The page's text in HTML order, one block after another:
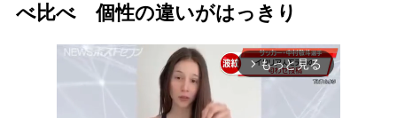
べ比べ 個性の違いがはっきり
arrow_forward_ios もっと見る